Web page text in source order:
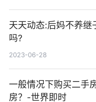
天天动态:后妈不养继
吗?
2023-06-28
一般情况下购买二手
房？-世界即时